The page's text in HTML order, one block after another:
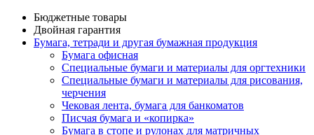
Бюджетные товары
Двойная гарантия
Бумага, тетради и другая бумажная продукция
Бумага офисная
Специальные бумаги и материалы для оргтехники
Специальные бумаги и материалы для рисования,
черчения
Чековая лента, бумага для банкоматов
Писчая бумага и «копирка»
Бумага в стопе и рулонах для матричных